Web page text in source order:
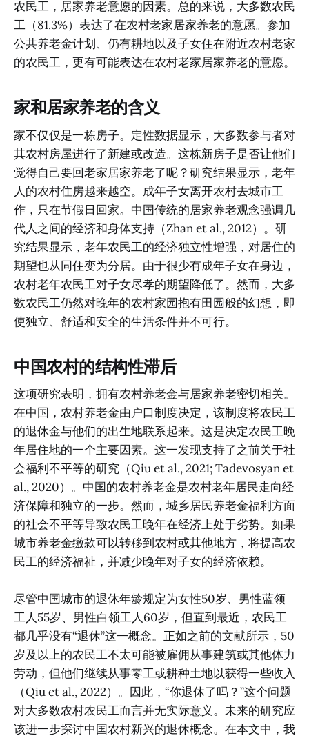
农民工，居家养老意愿的因素。总的来说，大多数农民
工（81.3%）表达了在农村老家居家养老的意愿。参加
公共养老金计划、仍有耕地以及子女住在附近农村老家
的农民工，更有可能表达在农村老家居家养老的意愿。
家和居家养老的含义
家不仅仅是一栋房子。定性数据显示，大多数参与者对
其农村房屋进行了新建或改造。这栋新房子是否让他们
觉得自己要回老家居家养老了呢？研究结果显示，老年
人的农村住房越来越空。成年子女离开农村去城市工
作，只在节假日回家。中国传统的居家养老观念强调几
代人之间的经济和身体支持（Zhan et al., 2012）。研
究结果显示，老年农民工的经济独立性增强，对居住的
期望也从同住变为分居。由于很少有成年子女在身边，
农村老年农民工对子女尽孝的期望降低了。然而，大多
数农民工仍然对晚年的农村家园抱有田园般的幻想，即
使独立、舒适和安全的生活条件并不可行。
中国农村的结构性滞后
这项研究表明，拥有农村养老金与居家养老密切相关。
在中国，农村养老金由户口制度决定，该制度将农民工
的退休金与他们的出生地联系起来。这是决定农民工晚
年居住地的一个主要因素。这一发现支持了之前关于社
会福利不平等的研究（Qiu et al., 2021; Tadevosyan et
al., 2020）。中国的农村养老金是农村老年居民走向经
济保障和独立的一步。然而，城乡居民养老金福利方面
的社会不平等导致农民工晚年在经济上处于劣势。如果
城市养老金缴款可以转移到农村或其他地方，将提高农
民工的经济福祉，并减少晚年对子女的经济依赖。
尽管中国城市的退休年龄规定为女性50岁、男性蓝领
工人55岁、男性白领工人60岁，但直到最近，农民工
都几乎没有“退休”这一概念。正如之前的文献所示，50
岁及以上的农民工不太可能被雇佣从事建筑或其他体力
劳动，但他们继续从事零工或耕种土地以获得一些收入
（Qiu et al., 2022）。因此，“你退休了吗？”这个问题
对大多数农村农民工而言并无实际意义。未来的研究应
该进一步探讨中国农村新兴的退休概念。在本文中，我